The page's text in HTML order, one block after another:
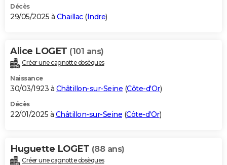
Décès
29/05/2025 à Chaillac(Indre)
Alice LOGET (101 ans)
Créer une cagnotte obsèques
Naissance
30/03/1923 à Châtillon-sur-Seine (Côte-d'Or)
Décès
22/01/2025 à Châtillon-sur-Seine (Côte-d'Or)
Huguette LOGET (88 ans)
Créer une cagnotte obsèques